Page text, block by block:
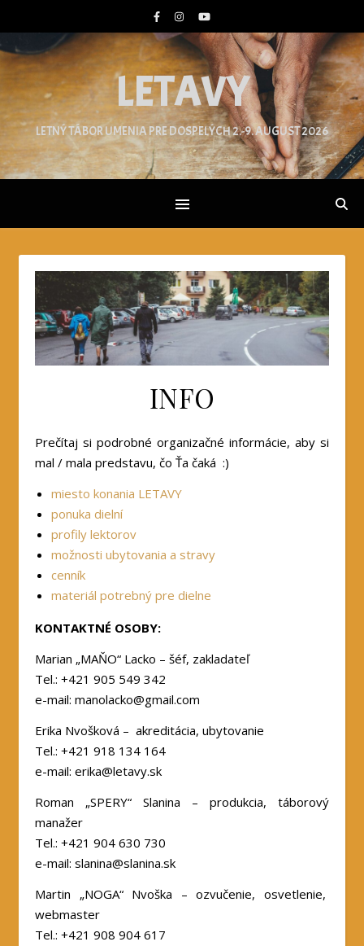
LETAVY
LETNÝ TÁBOR UMENIA PRE DOSPELÝCH 2.-9. AUGUST 2026
INFO
Prečítaj si podrobné organizačné informácie, aby si
mal / mala predstavu, čo Ťa čaká :)
miesto konania LETAVY
ponuka dielní
profily lektorov
možnosti ubytovania a stravy
cenník
materiál potrebný pre dielne
KONTAKTNÉ OSOBY:
Marian „MAŇO“ Lacko – šéf, zakladateľ
Tel.: +421 905 549 342
e-mail: manolacko@gmail.com
Erika Nvošková – akreditácia, ubytovanie
Tel.: +421 918 134 164
e-mail: erika@letavy.sk
Roman „SPERY“ Slanina – produkcia, táborový
manažer
Tel.: +421 904 630 730
e-mail: slanina@slanina.sk
Martin „NOGA“ Nvoška – ozvučenie, osvetlenie,
webmaster
Tel.: +421 908 904 617